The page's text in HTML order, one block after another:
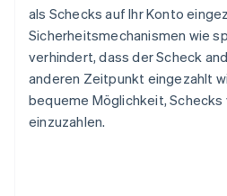
als Schecks auf Ihr Konto
Sicherheitsmechanismen wie
verhindert, dass der Scheck
anderen Zeitpunkt eingezahlt
bequeme Möglichkeit,
einzuzahlen.